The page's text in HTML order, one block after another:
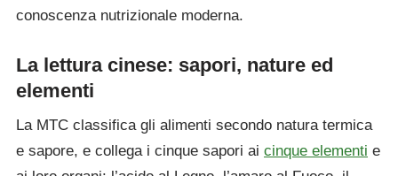
conoscenza nutrizionale moderna.
La lettura cinese: sapori, nature ed
elementi
La MTC classifica gli alimenti secondo natura termica
e sapore, e collega i cinque sapori ai cinque elementi e